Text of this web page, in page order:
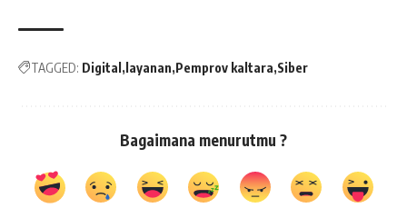
TAGGED: Digital layanan Pemprov kaltara Siber
Bagaimana menurutmu ?